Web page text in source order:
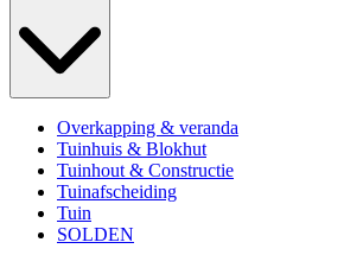
Overkapping & veranda
Tuinhuis & Blokhut
Tuinhout & Constructie
Tuinafscheiding
Tuin
SOLDEN